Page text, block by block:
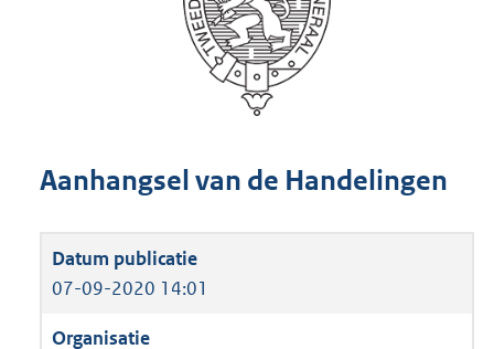
Aanhangsel van de Handelingen
07-09-2020 14:01